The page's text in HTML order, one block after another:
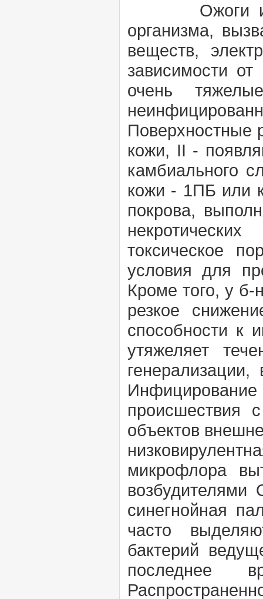
Ожоги
организма,
веществ,
зависимости
очень
Поверхностные
кожи, II -
камбиального
кожи - 1ПБ или
покрова,
токсическое
условия для
Кроме того, у
резкое
способности к
утяжеляет
происшествия
объектов
микрофлора
возбудителями
синегнойная
часто
бактерий
последнее